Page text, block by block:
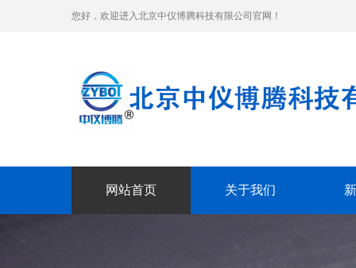
您好，欢迎进入北京中仪博腾科技有限公司官网！
网站首页 关于我们